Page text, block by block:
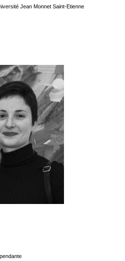
Jean Monnet Saint-Etienne